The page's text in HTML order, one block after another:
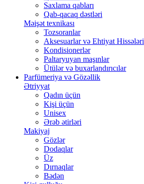
Saxlama qabları
Qab-qacaq dəstləri
Məişət texnikası
Tozsoranlar
Aksesuarlar və Ehtiyat Hissələri
Kondisionerlər
Paltaryuyan maşınlar
Ütülər və buxarlandırıcılar
Parfümeriya və Gözəllik
Ətriyyat
Qadın üçün
Kişi üçün
Unisex
Ərəb ətirləri
Makiyaj
Gözlər
Dodaqlar
Üz
Dırnaqlar
Bədən